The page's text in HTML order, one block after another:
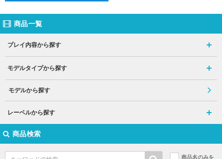
商品一覧
プレイ内容から探す
モデルタイプから探す
モデルから探す
レーベルから探す
商品検索
商品名のみを